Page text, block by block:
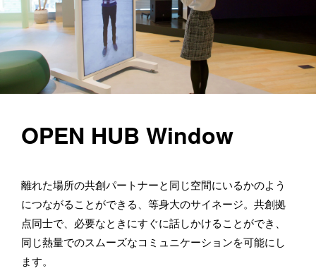
OPEN HUB Window
離れた場所の共創パートナーと同じ空間にいるかのよう
につながることができる、等身大のサイネージ。共創拠
点同士で、必要なときにすぐに話しかけることができ、
同じ熱量でのスムーズなコミュニケーションを可能にし
ます。